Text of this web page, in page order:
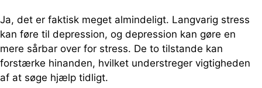
Ja, det er faktisk meget almindeligt. Langvarig stress
kan føre til depression, og depression kan gøre en
mere sårbar over for stress. De to tilstande kan
forstærke hinanden, hvilket understreger vigtigheden
af at søge hjælp tidligt.